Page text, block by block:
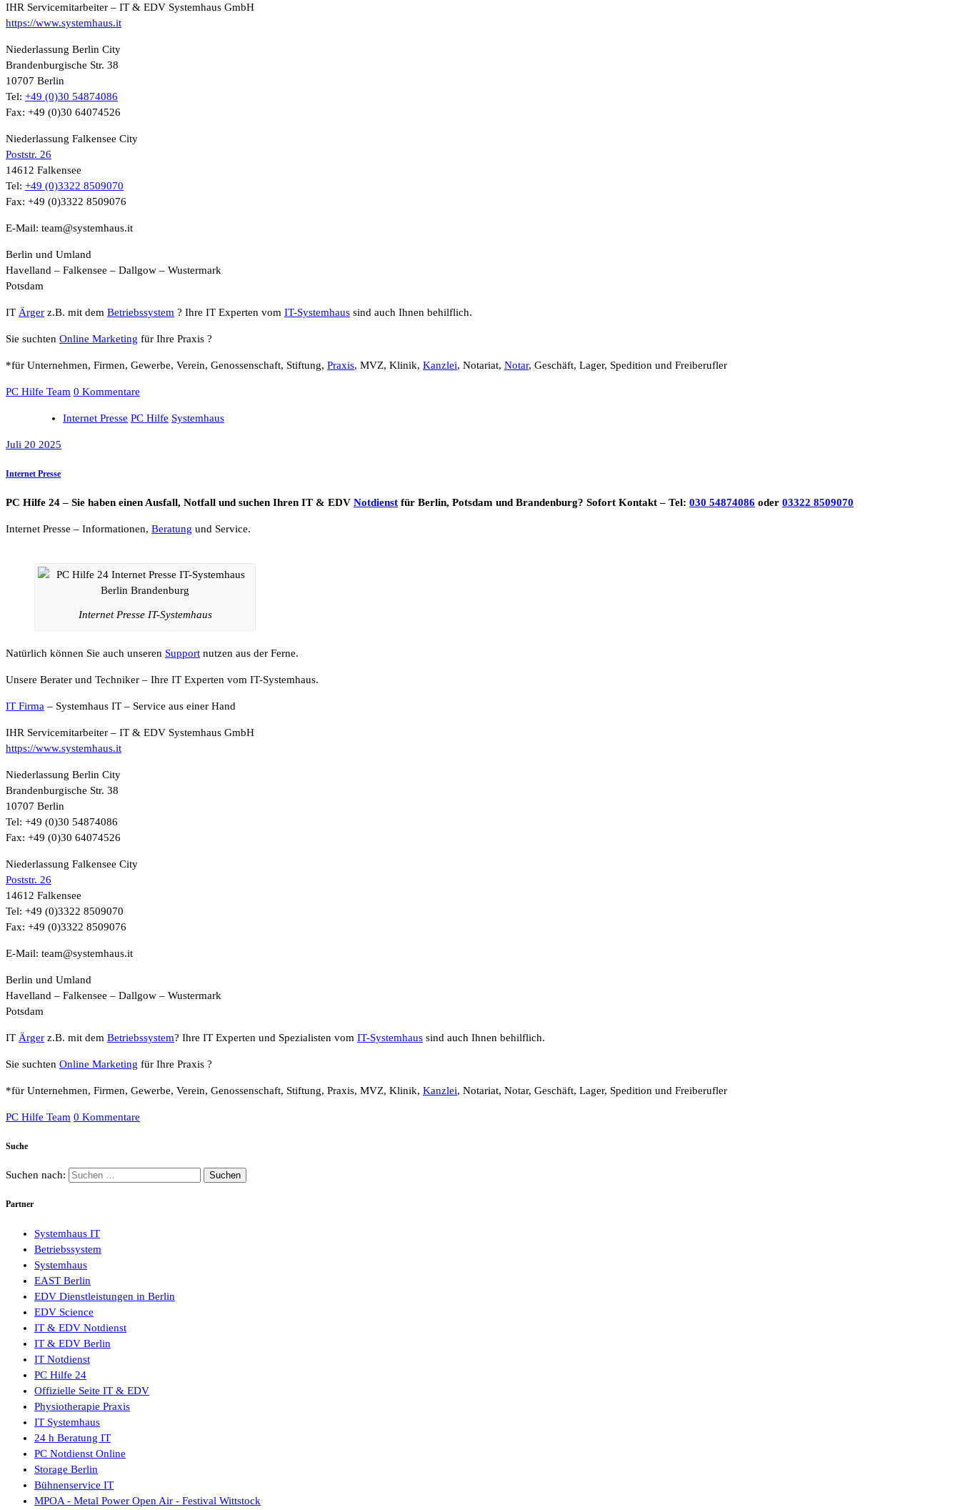
IHR Servicemitarbeiter – IT & EDV Systemhaus GmbH
https://www.systemhaus.it
Niederlassung Berlin City
Brandenburgische Str. 38
10707 Berlin
Tel: +49 (0)30 54874086
Fax: +49 (0)30 64074526
Niederlassung Falkensee City
Poststr. 26
14612 Falkensee
Tel: +49 (0)3322 8509070
Fax: +49 (0)3322 8509076
E-Mail: team@systemhaus.it
Berlin und Umland
Havelland – Falkensee – Dallgow – Wustermark
Potsdam
IT Ärger z.B. mit dem Betriebssystem ? Ihre IT Experten vom IT-Systemhaus sind auch Ihnen behilflich.
Sie suchten Online Marketing für Ihre Praxis ?
*für Unternehmen, Firmen, Gewerbe, Verein, Genossenschaft, Stiftung, Praxis, MVZ, Klinik, Kanzlei, Notariat, Notar, Geschäft, Lager, Spedition und Freiberufler
PC Hilfe Team 0 Kommentare
Internet Presse PC Hilfe Systemhaus
Juli 20 2025
Internet Presse
PC Hilfe 24 – Sie haben einen Ausfall, Notfall und suchen Ihren IT & EDV Notdienst für Berlin, Potsdam und Brandenburg? Sofort Kontakt – Tel: 030 54874086 oder 03322 8509070
Internet Presse – Informationen, Beratung und Service.
Internet Presse IT-Systemhaus
Natürlich können Sie auch unseren Support nutzen aus der Ferne.
Unsere Berater und Techniker – Ihre IT Experten vom IT-Systemhaus.
IT Firma – Systemhaus IT – Service aus einer Hand
IHR Servicemitarbeiter – IT & EDV Systemhaus GmbH
https://www.systemhaus.it
Niederlassung Berlin City
Brandenburgische Str. 38
10707 Berlin
Tel: +49 (0)30 54874086
Fax: +49 (0)30 64074526
Niederlassung Falkensee City
Poststr. 26
14612 Falkensee
Tel: +49 (0)3322 8509070
Fax: +49 (0)3322 8509076
E-Mail: team@systemhaus.it
Berlin und Umland
Havelland – Falkensee – Dallgow – Wustermark
Potsdam
IT Ärger z.B. mit dem Betriebssystem? Ihre IT Experten und Spezialisten vom IT-Systemhaus sind auch Ihnen behilflich.
Sie suchten Online Marketing für Ihre Praxis ?
*für Unternehmen, Firmen, Gewerbe, Verein, Genossenschaft, Stiftung, Praxis, MVZ, Klinik, Kanzlei, Notariat, Notar, Geschäft, Lager, Spedition und Freiberufler
PC Hilfe Team 0 Kommentare
Suche
Suchen nach:
Partner
Systemhaus IT
Betriebssystem
Systemhaus
EAST Berlin
EDV Dienstleistungen in Berlin
EDV Science
IT & EDV Notdienst
IT & EDV Berlin
IT Notdienst
PC Hilfe 24
Offizielle Seite IT & EDV
Physiotherapie Praxis
IT Systemhaus
24 h Beratung IT
PC Notdienst Online
Storage Berlin
Bühnenservice IT
MPOA - Metal Power Open Air - Festival Wittstock